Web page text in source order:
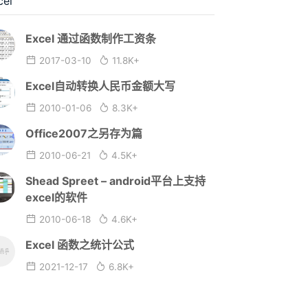
Excel 通过函数制作工资条
2017-03-10 11.8K+
Excel自动转换人民币金额大写
2010-01-06 8.3K+
Office2007之另存为篇
2010-06-21 4.5K+
Shead Spreet – android平台上支持
excel的软件
2010-06-18 4.6K+
Excel 函数之统计公式
2021-12-17 6.8K+